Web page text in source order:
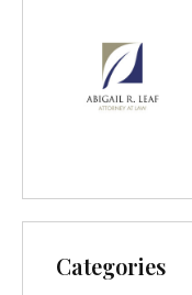
Categories